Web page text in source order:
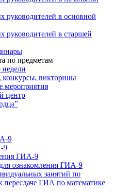
руководителей в основной
руководителей в старшей
по предметам
викторины
мероприятия
центр
9
9
ГИА-9
ознакомления ГИА-9
занятий по
пересдаче ГИА по математике